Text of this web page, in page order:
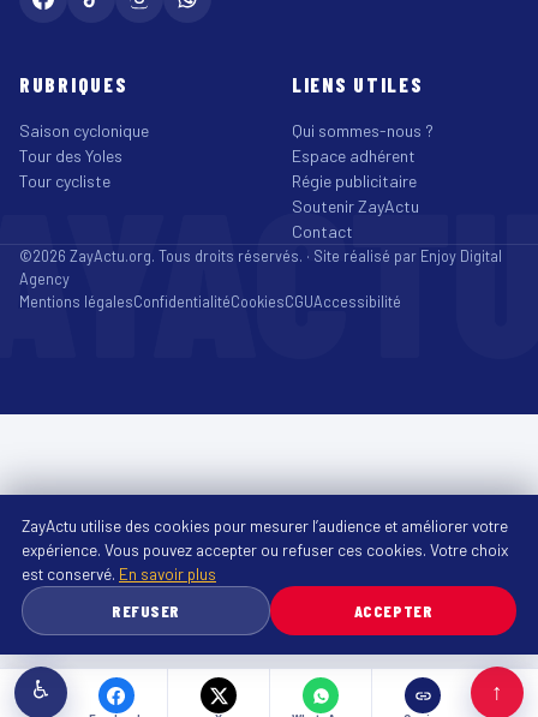
RUBRIQUES
Saison cyclonique
Tour des Yoles
Tour cycliste
LIENS UTILES
Qui sommes-nous ?
Espace adhérent
Régie publicitaire
Soutenir ZayActu
Contact
©2026 ZayActu.org. Tous droits réservés. · Site réalisé par Enjoy Digital
Agency
Mentions légalesConfidentialitéCookiesCGUAccessibilité
♿ ↑
ZayActu utilise des cookies pour mesurer l’audience et améliorer votre
expérience. Vous pouvez accepter ou refuser ces cookies. Votre choix
est conservé. En savoir plus
REFUSER
ACCEPTER